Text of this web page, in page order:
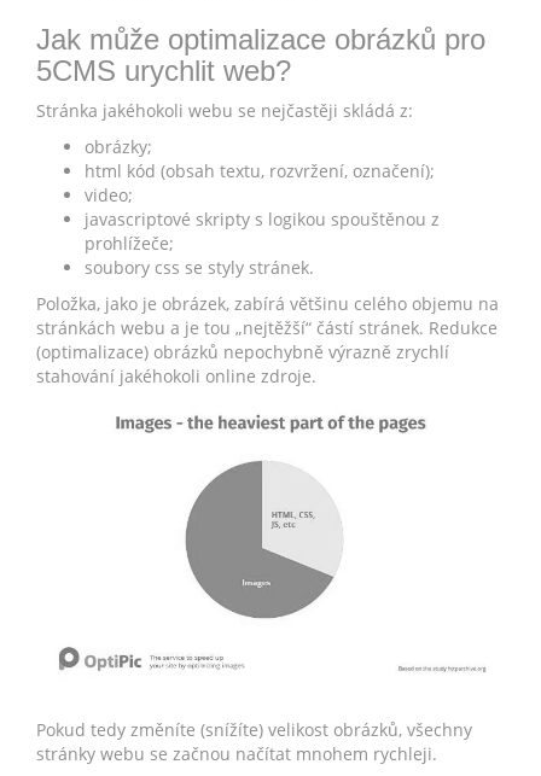
Jak může optimalizace obrázků pro
5CMS urychlit web?
Stránka jakéhokoli webu se nejčastěji skládá z:
obrázky;
html kód (obsah textu, rozvržení, označení);
video;
javascriptové skripty s logikou spouštěnou z
prohlížeče;
soubory css se styly stránek.
Položka, jako je obrázek, zabírá většinu celého objemu na
stránkách webu a je tou „nejtěžší“ částí stránek. Redukce
(optimalizace) obrázků nepochybně výrazně zrychlí
stahování jakéhokoli online zdroje.
Pokud tedy změníte (snížíte) velikost obrázků, všechny
stránky webu se začnou načítat mnohem rychleji.